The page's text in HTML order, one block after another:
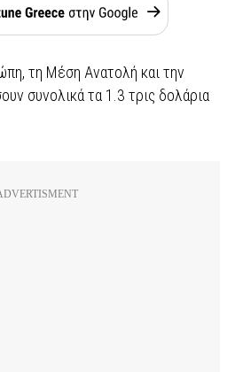
τη Μέση Ανατολή και την
συνολικά τα 1.3 τρις δολάρια